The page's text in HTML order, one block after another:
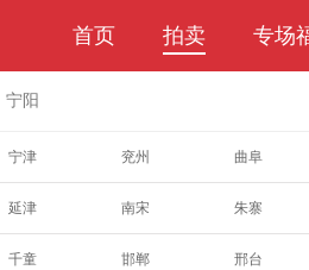
首页 拍卖 专场
宁阳
宁津 兖州 曲阜
延津 南宋 朱寨
千童 邯郸 邢台